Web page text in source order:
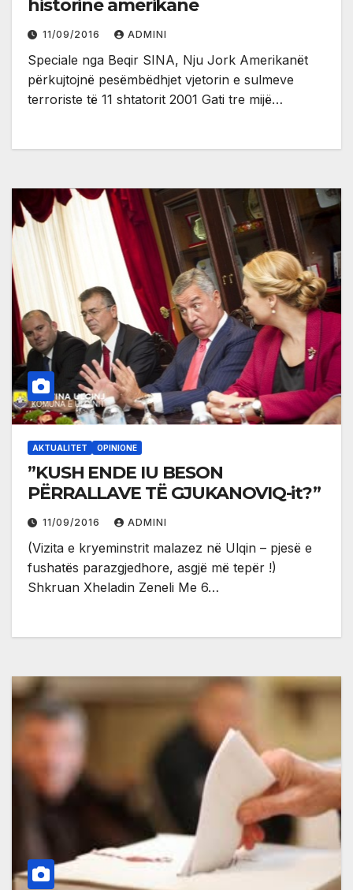
historinë amerikane
11/09/2016 ADMINI
Speciale nga Beqir SINA, Nju Jork Amerikanët
përkujtojnë pesëmbëdhjet vjetorin e sulmeve
terroriste të 11 shtatorit 2001 Gati tre mijë…
AKTUALITET OPINIONE
”KUSH ENDE IU BESON
PËRRALLAVE TË GJUKANOVIQ-it?”
11/09/2016 ADMINI
(Vizita e kryeminstrit malazez në Ulqin – pjesë e
fushatës parazgjedhore, asgjë më tepër !)
Shkruan Xheladin Zeneli Me 6…